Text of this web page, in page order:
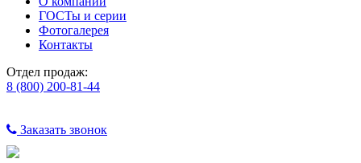
ГОСТы и серии
Фотогалерея
Контакты
Отдел продаж:
8 (800) 200-81-44
Заказать звонок